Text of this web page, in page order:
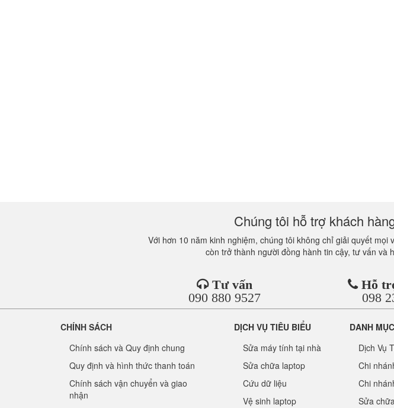
Chúng tôi hỗ trợ khách
Với hơn 10 năm kinh nghiệm, chúng tôi không chỉ giải quyết
còn trở thành người đồng hành tin cậy, tư vấn và
Tư vấn
090 880 9527
Hỗ
098
CHÍNH SÁCH
Chính sách và Quy định chung
Quy định và hình thức thanh toán
Chính sách vận chuyển và giao
nhận
DỊCH VỤ TIÊU BIỂU
Sửa máy tính tại nhà
Sửa chữa laptop
Cứu dữ liệu
Vệ sinh laptop
DANH
Dịch Vụ
Chi
Chi
Sửa